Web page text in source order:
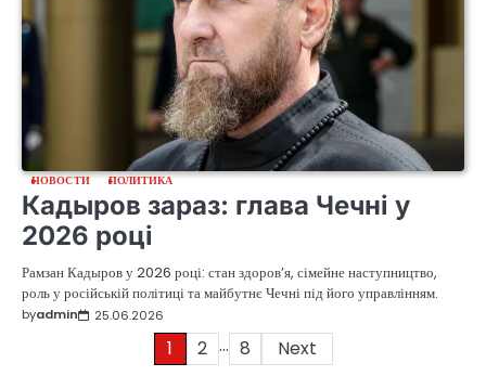
НОВОСТИ ПОЛИТИКА
Кадыров зараз: глава Чечні у
2026 році
Рамзан Кадыров у 2026 році: стан здоров’я, сімейне наступництво,
роль у російській політиці та майбутнє Чечні під його управлінням.
byadmin 25.06.2026
1 2 … 8 Next